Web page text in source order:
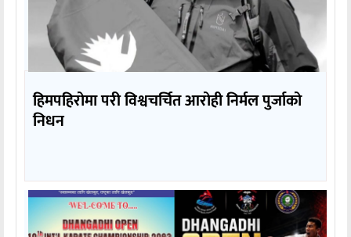
हिमपहिरोमा परी विश्वचर्चित आरोही निर्मल पुर्जाको
निधन